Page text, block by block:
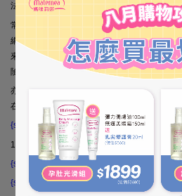
法。不明連結、不認識的LINE好友邀請或簡訊
常見詐騙手法如「重複下單」、「誤設分期
網路銀行或ATM操作流程。如果與銀行帳務
來電內容要求您操作相關帳戶、提供資料等，
險。
亦請您定期修改密碼、強化密碼強度（以大小
在公用電腦輸入帳號密碼，以提高資訊安全。
{shop name}敬祝順心如意
165全民防騙網： https://165.npa.gov.tw/#/
{shop name}客服專線：
{shop name}Line@帳號：